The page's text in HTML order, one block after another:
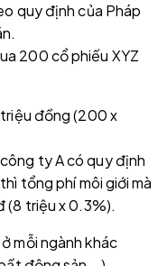
quy định của Pháp
200 cổ phiếu XYZ
đồng (200 x
ty A có quy định
tổng phí môi giới mà
(8 triệu x 0.3%).
mỗi ngành khác